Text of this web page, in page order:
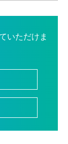
いただけま